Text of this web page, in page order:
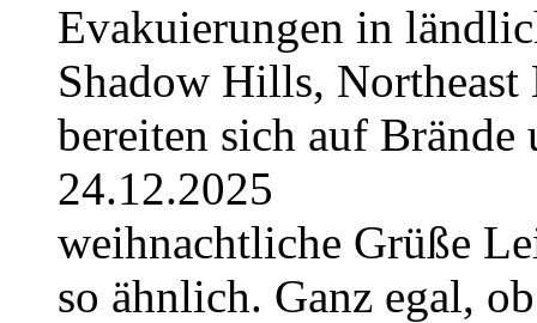
Evakuierungen in
Shadow Hills,
bereiten sich auf
24.12.2025
weihnachtliche Grüße
so ähnlich. Ganz egal,